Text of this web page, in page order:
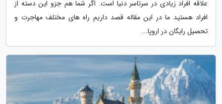
علاقه افراد زیادی در سرتاسر دنیا است. اگر شما هم جزو این دسته از
افراد هستید ما در این مقاله قصد داریم راه های مختلف مهاجرت و
تحصیل رایگان در اروپا...